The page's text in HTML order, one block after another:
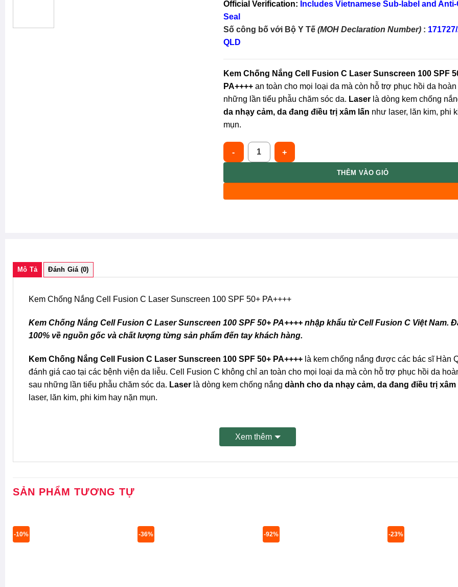
Official Verification: Includes Vietnamese Sub-label and
Seal
Số công bố với Bộ Y Tế (MOH Declaration Number):
QLD
Kem Chống Nắng Cell Fusion C Laser Sunscreen 100 SPF
PA++++an toàn cho mọi loại da mà còn hỗ trợ phục hồi da hoàn
những lần tiểu phẫu chăm sóc da. Laserlà dòng kem chống
da nhạy cảm, da đang điều trị xâm lấn như laser, lăn kim, phi
mụn.
Cell Fusion C [Mới Đỏ] Kem Chống Nắng Phổ Rộng Phục Hồi
THÊM VÀO GIỎ
Mô Tả Đánh Giá (0)
Kem Chống Nắng Cell Fusion C Laser Sunscreen 100 SPF 50+ PA++++
Kem Chống Nắng Cell Fusion C Laser Sunscreen 100 SPF 50+ PA++++ nhập khẩu từ Cell Fusion C Việt Nam.
100% về nguồn gốc và chất lượng từng sản phẩm đến tay khách hàng.
Kem Chống Nắng Cell Fusion C Laser Sunscreen 100 SPF 50+ PA++++ là kem chống nắng được các bác sĩ Hàn
đánh giá cao tại các bệnh viện da liễu. Cell Fusion C không chỉ an toàn cho mọi loại da mà còn hỗ trợ phục hồi da
sau những lần tiểu phẫu chăm sóc da. Laser là dòng kem chống nắng dành cho da nhạy cảm, da đang điều trị xâm
laser, lăn kim, phi kim hay nặn mụn.
Xem thêm
SẢN PHẨM TƯƠNG TỰ
-10% -36% -92% -23%